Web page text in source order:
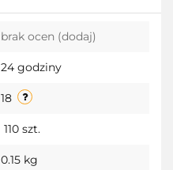
Do
brak ocen (dodaj)
24 godziny
18
110 szt.
0.15 kg